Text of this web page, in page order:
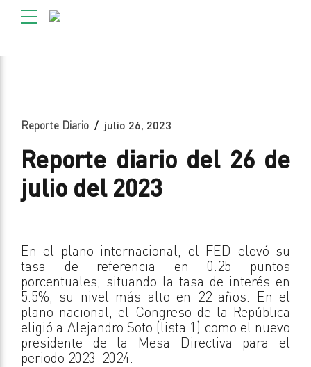
Reporte Diario julio 26, 2023
Reporte diario del 26 de
julio del 2023
En el plano internacional, el FED elevó su
tasa de referencia en 0.25 puntos
porcentuales, situando la tasa de interés en
5.5%, su nivel más alto en 22 años. En el
plano nacional, el Congreso de la República
eligió a Alejandro Soto (lista 1) como el nuevo
presidente de la Mesa Directiva para el
periodo 2023-2024.